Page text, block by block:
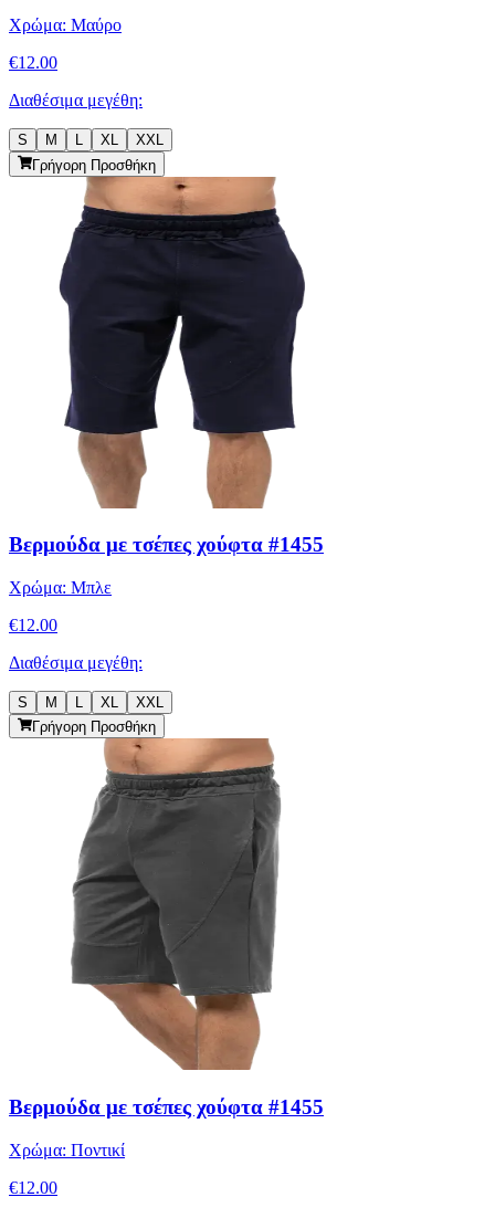
Χρώμα: Μαύρο
€12.00
Διαθέσιμα μεγέθη:
S M L XL
XXL
Γρήγορη Προσθήκη
Βερμούδα με τσέπες χούφτα #1455
Χρώμα: Μπλε
€12.00
Διαθέσιμα μεγέθη:
S M L XL
XXL
Γρήγορη Προσθήκη
Βερμούδα με τσέπες χούφτα #1455
Χρώμα: Ποντικί
€12.00